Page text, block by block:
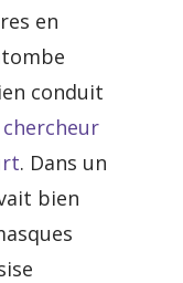
en
conduit
. Dans un
bien